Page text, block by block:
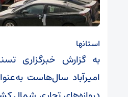
استانها
به گزارش خبرگزاری
امیرآباد سال‌هاست